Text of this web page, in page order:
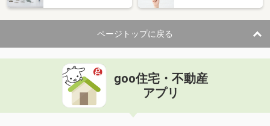
ページトップに戻る
goo住宅・不動産
アプリ